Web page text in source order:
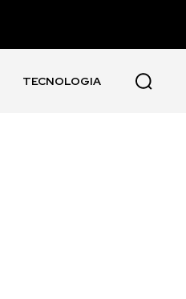
TECNOLOGIA